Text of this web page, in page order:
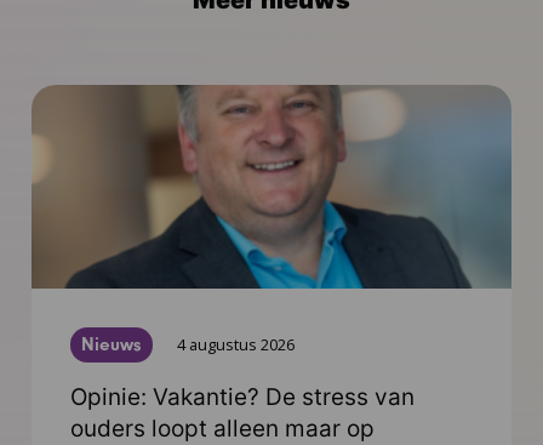
Nieuws 4 augustus 2026
Opinie: Vakantie? De stress van
ouders loopt alleen maar op